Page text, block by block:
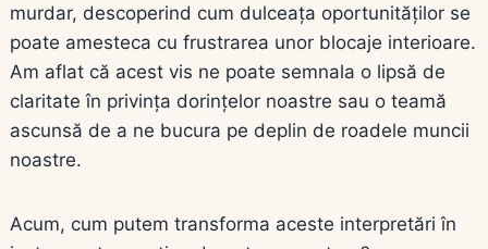
murdar, descoperind cum dulceața oportunităților se
poate amesteca cu frustrarea unor blocaje interioare.
Am aflat că acest vis ne poate semnala o lipsă de
claritate în privința dorințelor noastre sau o teamă
ascunsă de a ne bucura pe deplin de roadele muncii
noastre.
Acum, cum putem transforma aceste interpretări în